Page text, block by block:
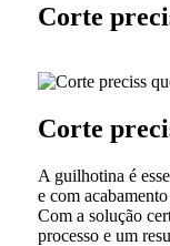
Corte
Corte
A guilhotina é
e com
Com a solução
processo e um